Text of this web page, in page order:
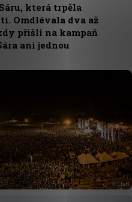
která trpěla
Omdlévala dva až
přišli na kampaň
ani jednou